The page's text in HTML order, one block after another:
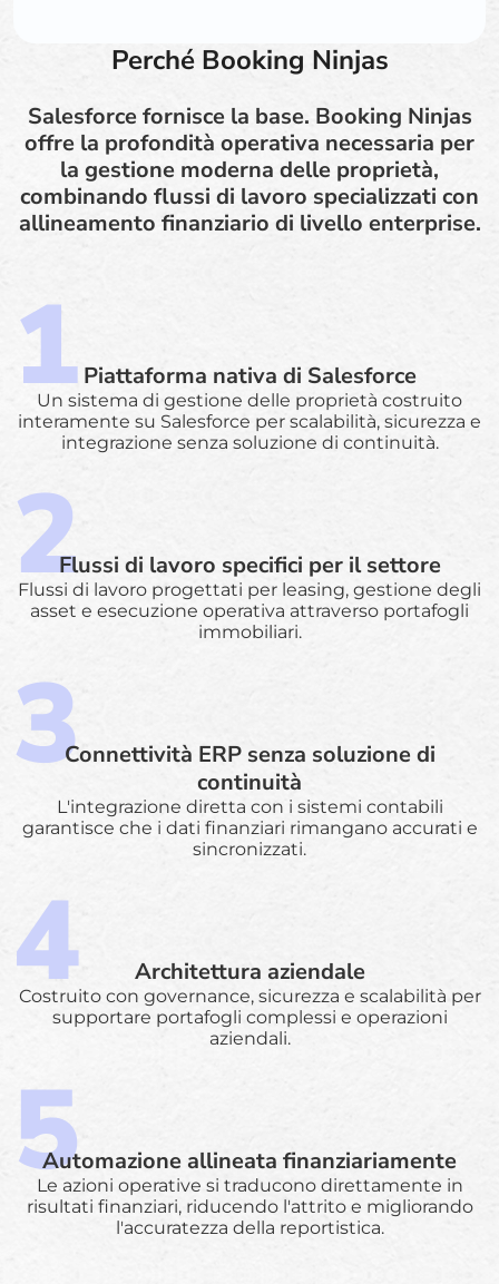
Perché Booking Ninjas
Salesforce fornisce la base. Booking Ninjas
offre la profondità operativa necessaria per
la gestione moderna delle proprietà,
combinando flussi di lavoro specializzati con
allineamento finanziario di livello enterprise.
Piattaforma nativa di Salesforce
Un sistema di gestione delle proprietà costruito
interamente su Salesforce per scalabilità, sicurezza e
integrazione senza soluzione di continuità.
Flussi di lavoro specifici per il settore
Flussi di lavoro progettati per leasing, gestione degli
asset e esecuzione operativa attraverso portafogli
immobiliari.
Connettività ERP senza soluzione di
continuità
L'integrazione diretta con i sistemi contabili
garantisce che i dati finanziari rimangano accurati e
sincronizzati.
Architettura aziendale
Costruito con governance, sicurezza e scalabilità per
supportare portafogli complessi e operazioni
aziendali.
Automazione allineata finanziariamente
Le azioni operative si traducono direttamente in
risultati finanziari, riducendo l'attrito e migliorando
l'accuratezza della reportistica.